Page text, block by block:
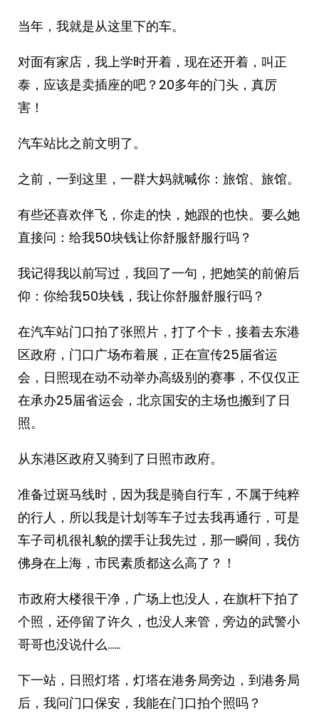
当年，我就是从这里下的车。
对面有家店，我上学时开着，现在还开着，叫正
泰，应该是卖插座的吧？20多年的门头，真厉
害！
汽车站比之前文明了。
之前，一到这里，一群大妈就喊你：旅馆、旅馆。
有些还喜欢伴飞，你走的快，她跟的也快。要么她
直接问：给我50块钱让你舒服舒服行吗？
我记得我以前写过，我回了一句，把她笑的前俯后
仰：你给我50块钱，我让你舒服舒服行吗？
在汽车站门口拍了张照片，打了个卡，接着去东港
区政府，门口广场布着展，正在宣传25届省运
会，日照现在动不动举办高级别的赛事，不仅仅正
在承办25届省运会，北京国安的主场也搬到了日
照。
从东港区政府又骑到了日照市政府。
准备过斑马线时，因为我是骑自行车，不属于纯粹
的行人，所以我是计划等车子过去我再通行，可是
车子司机很礼貌的摆手让我先过，那一瞬间，我仿
佛身在上海，市民素质都这么高了？！
市政府大楼很干净，广场上也没人，在旗杆下拍了
个照，还停留了许久，也没人来管，旁边的武警小
哥哥也没说什么……
下一站，日照灯塔，灯塔在港务局旁边，到港务局
后，我问门口保安，我能在门口拍个照吗？